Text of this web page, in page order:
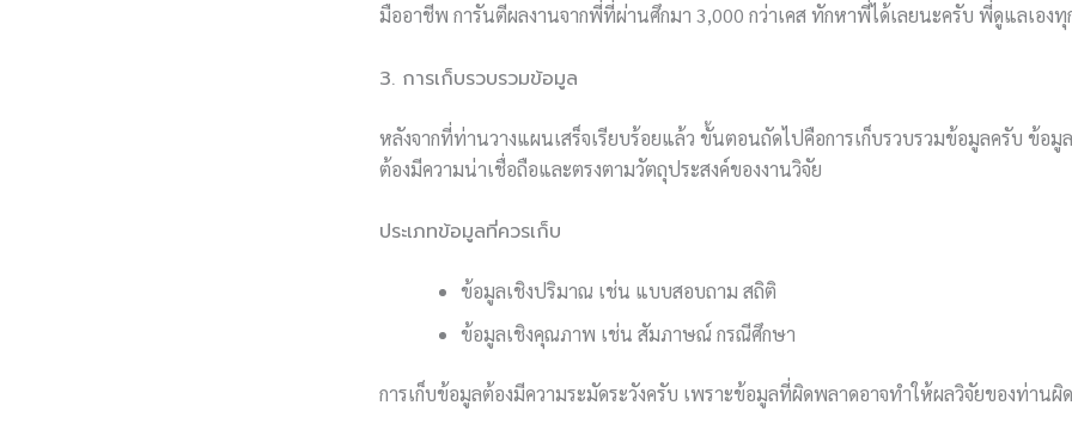
มืออาชีพ การันตีผลงานจากพี่ที่ผ่านศึกมา 3,000 กว่าเคส ทักหาพี่ได้เลยนะครับ พี่ดูแลเองทุ
3. การเก็บรวบรวมข้อมูล
หลังจากที่ท่านวางแผนเสร็จเรียบร้อยแล้ว ขั้นตอนถัดไปคือการเก็บรวบรวมข้อมูลครับ ข้อมู
ต้องมีความน่าเชื่อถือและตรงตามวัตถุประสงค์ของงานวิจัย
ประเภทข้อมูลที่ควรเก็บ
ข้อมูลเชิงปริมาณ เช่น แบบสอบถาม สถิติ
ข้อมูลเชิงคุณภาพ เช่น สัมภาษณ์ กรณีศึกษา
การเก็บข้อมูลต้องมีความระมัดระวังครับ เพราะข้อมูลที่ผิดพลาดอาจทำให้ผลวิจัยของท่านผิ